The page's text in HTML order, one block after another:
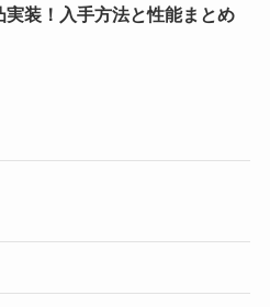
実装！入手方法と性能まとめ